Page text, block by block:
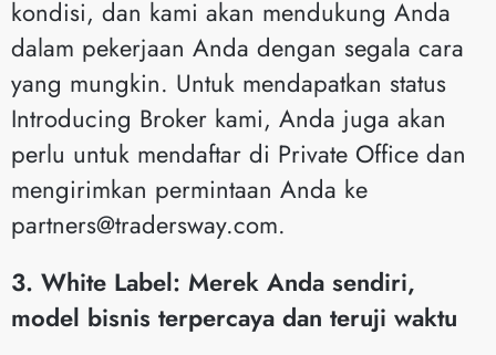
kondisi, dan kami akan mendukung Anda
dalam pekerjaan Anda dengan segala cara
yang mungkin. Untuk mendapatkan status
Introducing Broker kami, Anda juga akan
perlu untuk mendaftar di Private Office dan
mengirimkan permintaan Anda ke
partners@tradersway.com.
3. White Label: Merek Anda sendiri,
model bisnis terpercaya dan teruji waktu